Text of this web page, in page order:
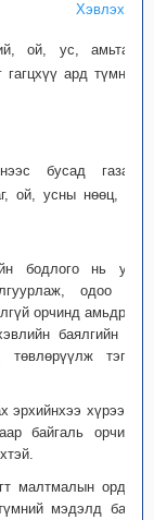
Хэвлэх
ой, ус, амьтан,
ард түмний
бусад газар,
ой, усны нөөц, ан
бодлого нь урт
одоо ба
орчинд амьдрах
баялгийн үр
тэгш,
эрхийнхээ хүрээнд
байгаль орчинд
малтмалын ордыг
мэдэлд байх